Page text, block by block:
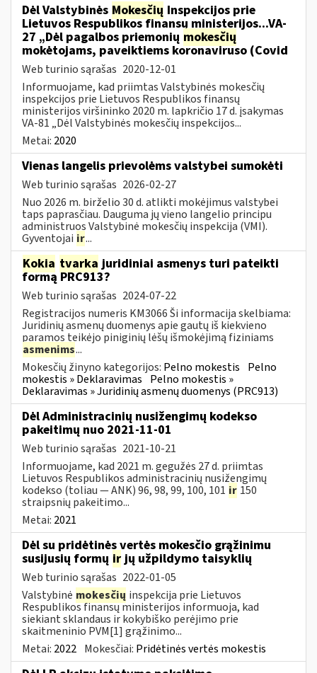
Dėl Valstybinės Mokesčių Inspekcijos prie
Lietuvos Respublikos finansų ministerijos...VA-
27 „Dėl pagalbos priemonių mokesčių
mokėtojams, paveiktiems koronaviruso (Covid
Web turinio sąrašas 2020-12-01
Informuojame, kad priimtas Valstybinės mokesčių
inspekcijos prie Lietuvos Respublikos finansų
ministerijos viršininko 2020 m. lapkričio 17 d. įsakymas
VA-81 „Dėl Valstybinės mokesčių inspekcijos...
Metai: 2020
Vienas langelis prievolėms valstybei sumokėti
Web turinio sąrašas 2026-02-27
Nuo 2026 m. birželio 30 d. atlikti mokėjimus valstybei
taps paprasčiau. Dauguma jų vieno langelio principu
administruos Valstybinė mokesčių inspekcija (VMI).
Gyventojai ir...
Kokia tvarka juridiniai asmenys turi pateikti
formą PRC913?
Web turinio sąrašas 2024-07-22
Registracijos numeris KM3066 Ši informacija skelbiama:
Juridinių asmenų duomenys apie gautų iš kiekvieno
paramos teikėjo piniginių lėšų išmokėjimą fiziniams
asmenims...
Mokesčių žinyno kategorijos: Pelno mokestis Pelno
mokestis » Deklaravimas Pelno mokestis »
Deklaravimas » Juridinių asmenų duomenys (PRC913)
Dėl Administracinių nusižengimų kodekso
pakeitimų nuo 2021-11-01
Web turinio sąrašas 2021-10-21
Informuojame, kad 2021 m. gegužės 27 d. priimtas
Lietuvos Respublikos administracinių nusižengimų
kodekso (toliau — ANK) 96, 98, 99, 100, 101 ir 150
straipsnių pakeitimo...
Metai: 2021
Dėl su pridėtinės vertės mokesčio grąžinimu
susijusių formų irjų užpildymo taisyklių
Web turinio sąrašas 2022-01-05
Valstybinė mokesčių inspekcija prie Lietuvos
Respublikos finansų ministerijos informuoja, kad
siekiant sklandaus ir kokybiško perėjimo prie
skaitmeninio PVM[1] grąžinimo...
Metai: 2022 Mokesčiai: Pridėtinės vertės mokestis